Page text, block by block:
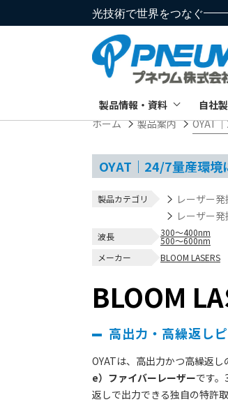
光技術で世界をつなぐ
製品情報・資料 自社
ホーム 製品案内 OYAT
OYAT｜24/7量産環境
製品カテゴリ レーザー
レーザー
波長 300～400nm
500～600nm
メーカー
BLOOM LASERS
BLOOM
高出力・高繰返し
OYATは、高出力かつ高繰返
e）ファイバーレーザーです
返しで出力できる独自の特許